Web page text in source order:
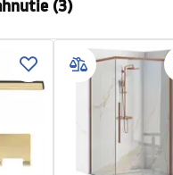
Páková
Povrch
Áno
mm
Áno, otočná
(3)
informácie
_5.pdf